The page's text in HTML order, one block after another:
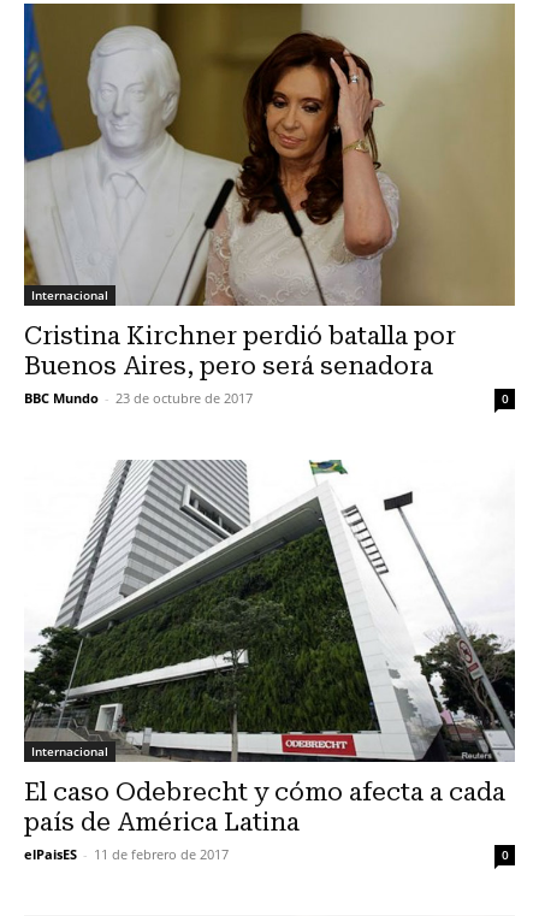
Internacional
Cristina Kirchner perdió batalla por
Buenos Aires, pero será senadora
BBC Mundo - 23 de octubre de 2017 0
Internacional
El caso Odebrecht y cómo afecta a cada
país de América Latina
elPaisES - 11 de febrero de 2017 0